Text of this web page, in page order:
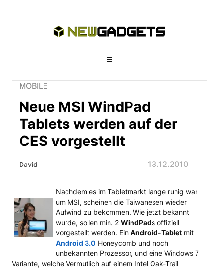
MOBILE
Neue MSI WindPad
Tablets werden auf der
CES vorgestellt
David 13.12.2010
Neue MSI WindPad Tablets werden
Nachdem es im Tabletmarkt lange ruhig war
um MSI, scheinen die Taiwanesen wieder
Aufwind zu bekommen. Wie jetzt bekannt
wurde, sollen min. 2 WindPads offiziell
vorgestellt werden. Ein Android-Tabletmit
Android 3.0 Honeycomb und noch
unbekannten Prozessor, und eine Windows 7
Variante, welche Vermutlich auf einem Intel Oak-Trail